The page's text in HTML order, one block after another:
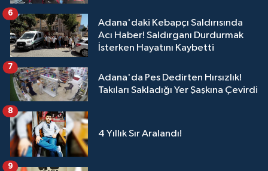
Adana'daki Kebapçı Saldırısında
Acı Haber! Saldırganı Durdurmak
İsterken Hayatını Kaybetti
6
Adana'da Pes Dedirten Hırsızlık!
Takıları Sakladığı Yer Şaşkına Çevirdi
7
4 Yıllık Sır Aralandı!
8
9